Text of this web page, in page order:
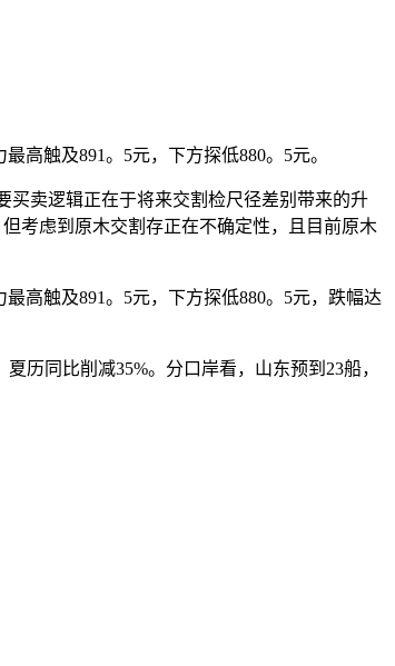
触及891。5元，下方探低880。5元。
卖逻辑正在于将来交割检尺径差别带来的升
考虑到原木交割存正在不确定性，且目前原木
高触及891。5元，下方探低880。5元，跌幅达
历同比削减35%。分口岸看，山东预到23船，